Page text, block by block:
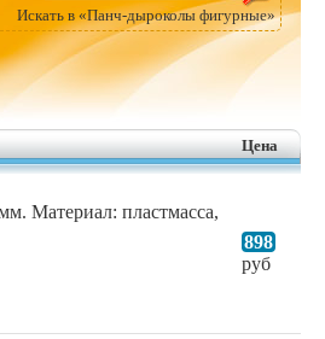
Искать в «Панч-дыроколы фигурные»
Цена
Материал: пластмасса,
898
руб